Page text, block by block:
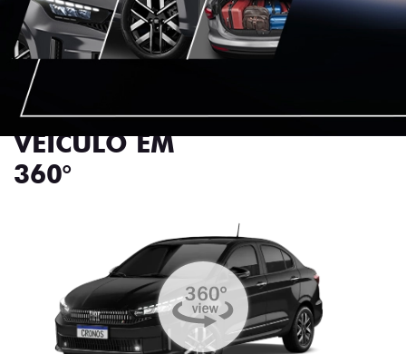
ENTRAR EM CONTATO
VISUALIZE O
VEÍCULO EM
360°